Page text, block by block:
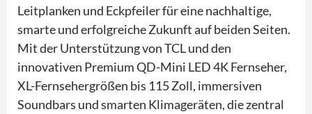
Leitplanken und Eckpfeiler für eine nachhaltige,
smarte und erfolgreiche Zukunft auf beiden Seiten.
Mit der Unterstützung von TCL und den
innovativen Premium QD-Mini LED 4K Fernseher,
XL-Fernsehergrößen bis 115 Zoll, immersiven
Soundbars und smarten Klimageräten, die zentral